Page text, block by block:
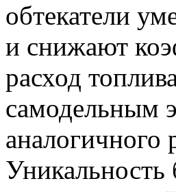
обтекатели
и снижают
расход
самодельным
аналогичного
Уникальность